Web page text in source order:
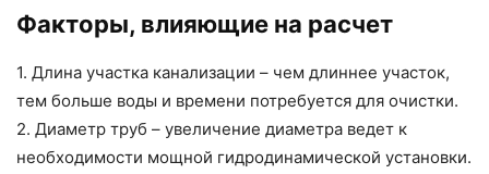
Факторы, влияющие на расчет
1. Длина участка канализации – чем длиннее участок,
тем больше воды и времени потребуется для очистки.
2. Диаметр труб – увеличение диаметра ведет к
необходимости мощной гидродинамической установки.